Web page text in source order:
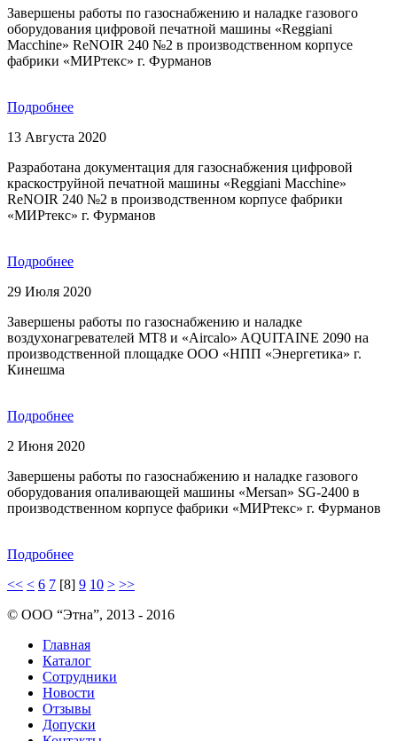
Завершены работы по газоснабжению и наладке газового
оборудования цифровой печатной машины «Reggiani
Macchine» ReNOIR 240 №2 в производственном корпусе
фабрики «МИРтекс» г. Фурманов
Подробнее
13 Августа 2020
Разработана документация для газоснабжения цифровой
краскоструйной печатной машины «Reggiani Macchine»
ReNOIR 240 №2 в производственном корпусе фабрики
«МИРтекс» г. Фурманов
Подробнее
29 Июля 2020
Завершены работы по газоснабжению и наладке
воздухонагревателей MT8 и «Aircalo» AQUITAINE 2090 на
производственной площадке ООО «НПП «Энергетика» г.
Кинешма
Подробнее
2 Июня 2020
Завершены работы по газоснабжению и наладке газового
оборудования опаливающей машины «Mersan» SG-2400 в
производственном корпусе фабрики «МИРтекс» г. Фурманов
Подробнее
<< < 6 7 [8] 9 10 > >>
© ООО “Этна”, 2013 - 2016
Главная
Каталог
Сотрудники
Новости
Отзывы
Допуски